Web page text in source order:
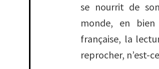
se nourrit de
monde, en
française, la
reprocher, n’est-